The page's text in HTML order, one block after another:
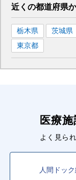
■JR成田エクスプレ
池袋駅 大宮駅
■JR京浜東北線
大宮 駅
■東武東上線
近くの都道府県
栃木県 茨城県
東京都
医療
よく見ら
人間ドッ